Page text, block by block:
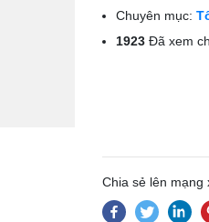
Chuyên mục:
1923Đã xem
Chia sẻ lên mạng